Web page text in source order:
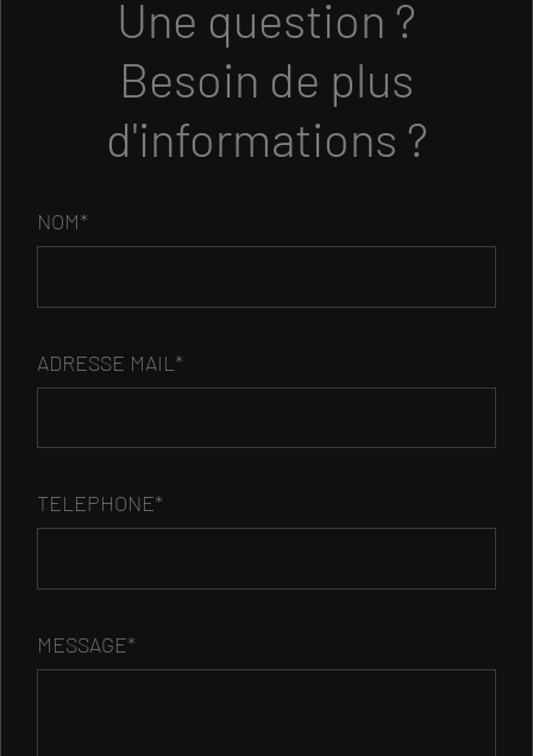
Une question ?
Besoin de plus
d'informations ?
NOM*
ADRESSE MAIL*
TELEPHONE*
MESSAGE*